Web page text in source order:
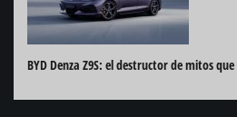
BYD Denza Z9S: el destructor de mitos